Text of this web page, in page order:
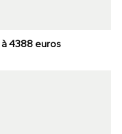
4388 euros